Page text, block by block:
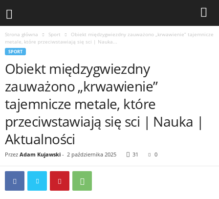
Strona główna Sport
Obiekt międzygwiezdny zauważono „krwawienie” tajemnicze
metale, które przeciwstawiają się sci | Nauka...
SPORT
Obiekt międzygwiezdny
zauważono „krwawienie”
tajemnicze metale, które
przeciwstawiają się sci | Nauka |
Aktualności
Przez Adam Kujawski - 2 października 2025 31 0